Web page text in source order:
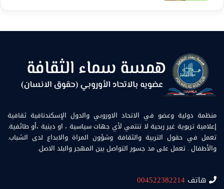
منظمة دولية وعضو في الاتحاد الاوروبي والدول الإسكندنافية ثقافية
إعلامية تربوية غير ربحية لا تنتمي لأي جهات سياسية ، او دينية ،أو طائفية.
تعمل في حقول التربية والثقافة وشؤون المراة والابداع لدى الشباب.
والأطفال . تعمل على مد جسور التواصل بين المهجر والبلد الاصل.
هاتف 004522382214